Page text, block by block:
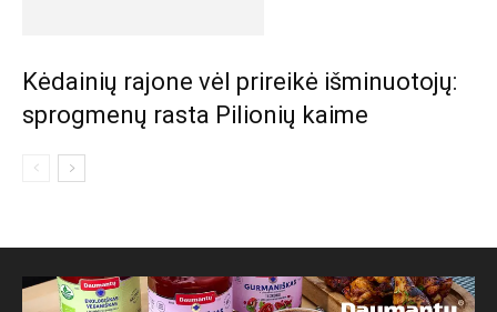
Kėdainių rajone vėl prireikė išminuotojų:
sprogmenų rasta Pilionių kaime